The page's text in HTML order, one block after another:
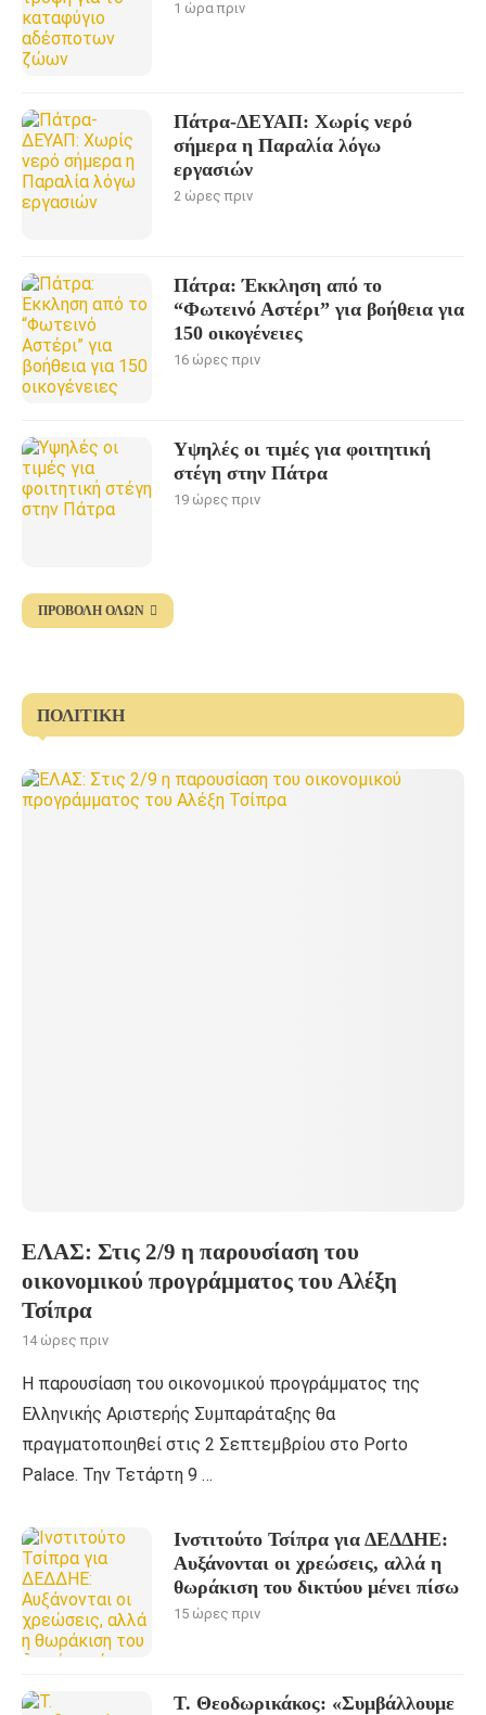
1 ώρα πριν
Πάτρα-ΔΕΥΑΠ: Χωρίς νερό
σήμερα η Παραλία λόγω
εργασιών
2 ώρες πριν
Πάτρα: Έκκληση από το
“Φωτεινό Αστέρι” για βοήθεια για
150 οικογένειες
16 ώρες πριν
Υψηλές οι τιμές για φοιτητική
στέγη στην Πάτρα
19 ώρες πριν
ΠΡΟΒΟΛΉ ΌΛΩΝ
ΠΟΛΙΤΙΚΉ
ΕΛΑΣ: Στις 2/9 η παρουσίαση του
οικονομικού προγράμματος του Αλέξη
Τσίπρα
14 ώρες πριν
Η παρουσίαση του οικονομικού προγράμματος της
Ελληνικής Αριστερής Συμπαράταξης θα
πραγματοποιηθεί στις 2 Σεπτεμβρίου στο Porto
Palace. Την Τετάρτη 9 …
Ινστιτούτο Τσίπρα για ΔΕΔΔΗΕ:
Αυξάνονται οι χρεώσεις, αλλά η
θωράκιση του δικτύου μένει πίσω
15 ώρες πριν
Τ. Θεοδωρικάκος: «Συμβάλλουμε